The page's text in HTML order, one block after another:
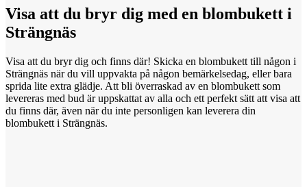
Visa att du bryr dig med en blombukett i
Strängnäs
Visa att du bryr dig och finns där! Skicka en blombukett till någon i
Strängnäs när du vill uppvakta på någon bemärkelsedag, eller bara
sprida lite extra glädje. Att bli överraskad av en blombukett som
levereras med bud är uppskattat av alla och ett perfekt sätt att visa att
du finns där, även när du inte personligen kan leverera din
blombukett i Strängnäs.